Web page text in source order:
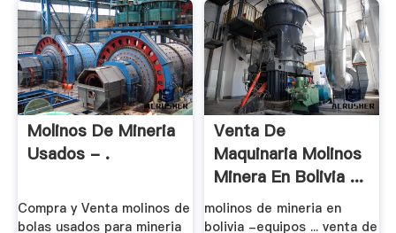
Molinos De Mineria
Usados - .
Compra y Venta molinos de
bolas usados para mineria
Venta De
Maquinaria Molinos
Minera En Bolivia ...
molinos de mineria en
bolivia -equipos ... venta de